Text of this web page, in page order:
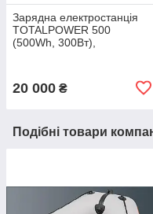
Зарядна електростанція
TOTALPOWER 500
(500Wh, 300Вт),
20 000 ₴
Подібні товари